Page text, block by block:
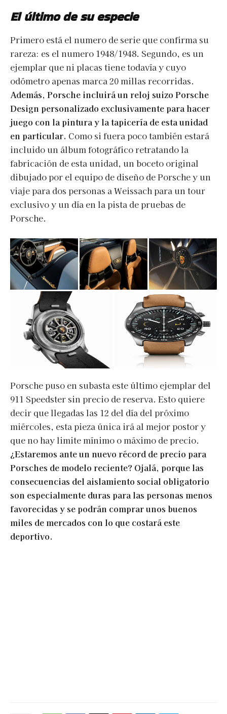
El último de su especie
Primero está el numero de serie que confirma su
rareza: es el numero 1948/1948. Segundo, es un
ejemplar que ni placas tiene todavía y cuyo
odómetro apenas marca 20 millas recorridas.
Además, Porsche incluirá un reloj suizo Porsche
Design personalizado exclusivamente para hacer
juego con la pintura y la tapicería de esta unidad
en particular. Como si fuera poco también estará
incluido un álbum fotográfico retratando la
fabricación de esta unidad, un boceto original
dibujado por el equipo de diseño de Porsche y un
viaje para dos personas a Weissach para un tour
exclusivo y un día en la pista de pruebas de
Porsche.
Porsche puso en subasta este último ejemplar del
911 Speedster sin precio de reserva. Esto quiere
decir que llegadas las 12 del día del próximo
miércoles, esta pieza única irá al mejor postor y
que no hay limite mínimo o máximo de precio.
¿Estaremos ante un nuevo récord de precio para
Porsches de modelo reciente? Ojalá, porque las
consecuencias del aislamiento social obligatorio
son especialmente duras para las personas menos
favorecidas y se podrán comprar unos buenos
miles de mercados con lo que costará este
deportivo.